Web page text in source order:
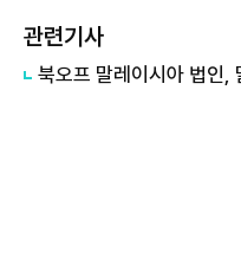
관련기사